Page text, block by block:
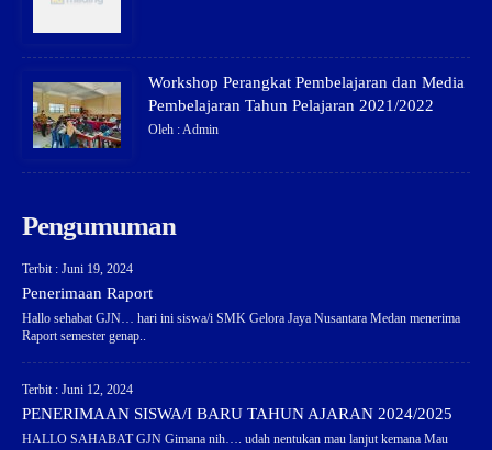
Workshop Perangkat Pembelajaran dan Media
Pembelajaran Tahun Pelajaran 2021/2022
Oleh : Admin
Pengumuman
Terbit : Juni 19, 2024
Penerimaan Raport
Hallo sehabat GJN… hari ini siswa/i SMK Gelora Jaya Nusantara Medan menerima
Raport semester genap..
Terbit : Juni 12, 2024
PENERIMAAN SISWA/I BARU TAHUN AJARAN 2024/2025
HALLO SAHABAT GJN Gimana nih…. udah nentukan mau lanjut kemana Mau